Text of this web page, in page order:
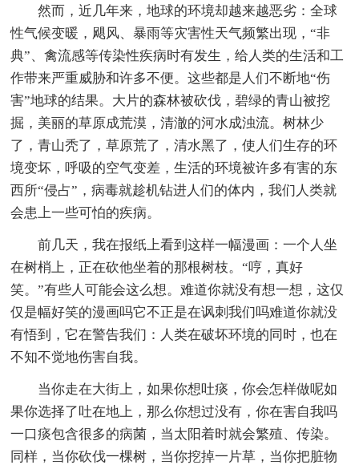
然而，近几年来，地球的环境却越来越恶劣：全球
性气候变暖，飓风、暴雨等灾害性天气频繁出现，“非
典”、禽流感等传染性疾病时有发生，给人类的生活和工
作带来严重威胁和许多不便。这些都是人们不断地“伤
害”地球的结果。大片的森林被砍伐，碧绿的青山被挖
掘，美丽的草原成荒漠，清澈的河水成浊流。树林少
了，青山秃了，草原荒了，清水黑了，使人们生存的环
境变坏，呼吸的空气变差，生活的环境被许多有害的东
西所“侵占”，病毒就趁机钻进人们的体内，我们人类就
会患上一些可怕的疾病。
前几天，我在报纸上看到这样一幅漫画：一个人坐
在树梢上，正在砍他坐着的那根树枝。“哼，真好
笑。”有些人可能会这么想。难道你就没有想一想，这仅
仅是幅好笑的漫画吗它不正是在讽刺我们吗难道你就没
有悟到，它在警告我们：人类在破坏环境的同时，也在
不知不觉地伤害自我。
当你走在大街上，如果你想吐痰，你会怎样做呢如
果你选择了吐在地上，那么你想过没有，你在害自我吗
一口痰包含很多的病菌，当太阳着时就会繁殖、传染。
同样，当你砍伐一棵树，当你挖掉一片草，当你把脏物